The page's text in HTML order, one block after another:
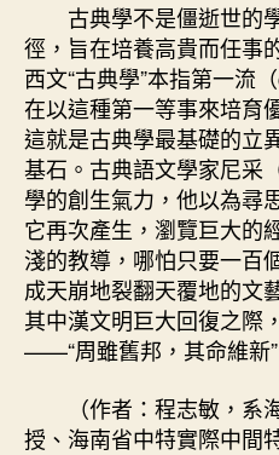
古典學不是僵逝世的
徑，旨在培養高貴而任事
西文“古典學”本指第一流
在以這種第一等事來培
這就是古典學最基礎的立
基石。古典語文學家尼采
學的創生氣力，他以為尋
它再次產生，瀏覽巨大的
淺的教導，哪怕只要一百
成天崩地裂翻天覆地的文
其中漢文明巨大回復之際
——“周雖舊邦，其命維新”
（作者：程志敏，
授、海南省中特實際中間